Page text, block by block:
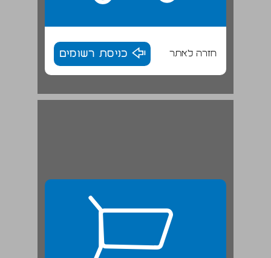
חזרה לאתר כניסת רשומים
דיון ... 17